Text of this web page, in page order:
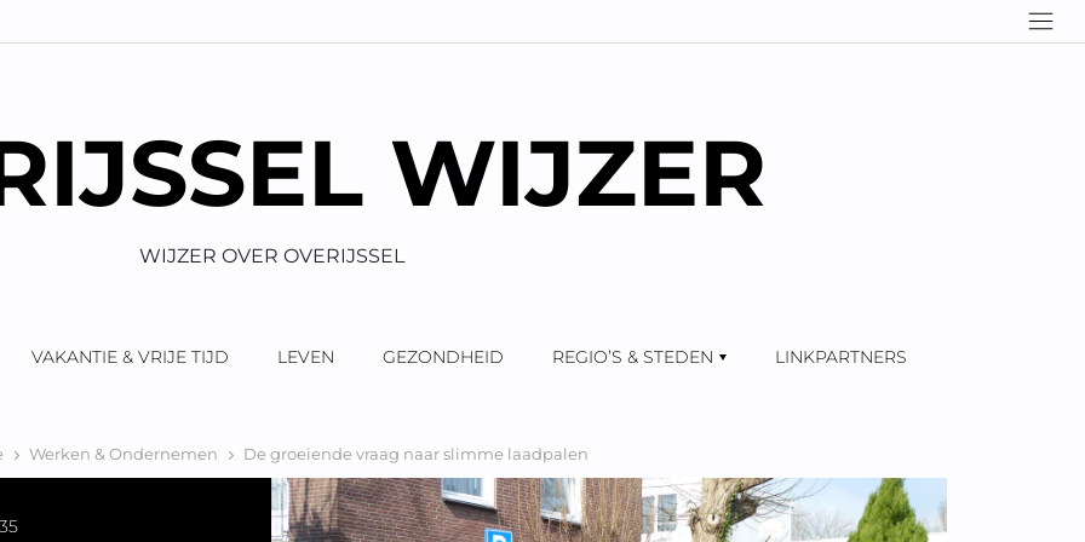
WIJZER
WIJZER OVER OVERIJSSEL
VAKANTIE & VRIJE TIJD LEVEN GEZONDHEID REGIO’S & STEDEN LINKPARTNERS
Werken & Ondernemen De groeiende vraag naar slimme laadpalen